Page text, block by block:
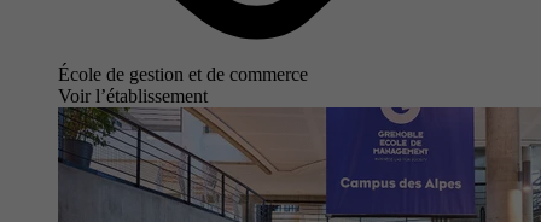
École de gestion et de commerce
Voir l’établissement